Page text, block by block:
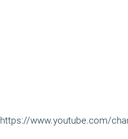
https://www.youtube.com/